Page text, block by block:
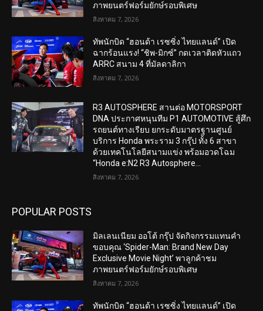
ภาพยนตร์ฟอร์มยักษ์รอบพิเศษ
สิงหาคม 7, 2026
ทัพนักบิด “ฮอนด้า เรซซิ่ง ไทยแลนด์” เปิด
ฉากร้อนแรง! “ชิพ-มิกซ์” กดเวลาติดหัวแถว
ARRC สนาม 4 ที่มัลดาลิกา
สิงหาคม 7, 2026
R3 AUTOSPHERE สานต่อ MOTORSPORT
DNA ประกาศหนุนทีม P1 AUTOMOTIVE สู้ศึก
รถยนต์ทางเรียบ ยกระดับมาตรฐานศูนย์
บริการ Honda พระราม 3 กรุ๊ป ทั้ง 6 สาขา
ด้วยเทคโนโลยีสนามแข่ง พร้อมอวดโฉม
“Honda e:N2 R3 Autosphere...
สิงหาคม 7, 2026
POPULAR POSTS
มิลเลนเนียม ออโต้ กรุ๊ป จัดกิจกรรมแทนคำ
ขอบคุณ ‘Spider-Man: Brand New Day
Exclusive Movie Night’ พาลูกค้าชม
ภาพยนตร์ฟอร์มยักษ์รอบพิเศษ
สิงหาคม 7, 2026
ทัพนักบิด “ฮอนด้า เรซซิ่ง ไทยแลนด์” เปิด